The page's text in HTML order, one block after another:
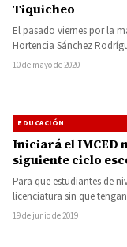
Tiquicheo
El pasado viernes por la
Hortencia Sánchez
10 de mayo de 2020
EDUCACIÓN
Iniciará el IMCED
siguiente ciclo
Para que estudiantes de
licenciatura sin que
19 de junio de 2019